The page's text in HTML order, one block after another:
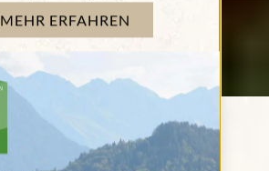
Nach unten scrollen – zum
MEHR ERFAHREN